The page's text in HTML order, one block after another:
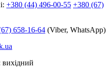
+380 (44) 496-00-55 +380 (67)
658-16-64 (Viber, WhatsApp)